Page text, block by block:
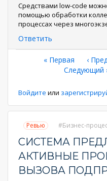
Средствами low-code
помощью обработки
процессах через
Ответить
Нумерация
страниц
Первая
страница
« Первая ←
‹
Следующая
Следующий
Войдите или
Ревью Бизнес-
СИСТЕМА
АКТИВНЫЕ
ВЫЗОВА